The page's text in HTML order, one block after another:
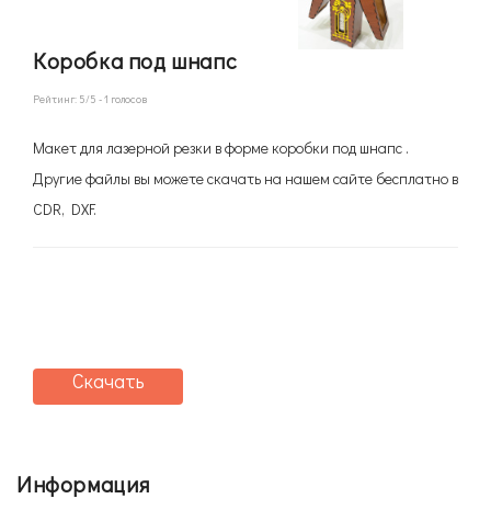
Коробка под шнапс
Рейтинг: 5/5 -1 голосов
Макет для лазерной резки в форме коробки под шнапс .
Другие файлы вы можете скачать на нашем сайте бесплатно в
CDR, DXF.
Скачать
Информация